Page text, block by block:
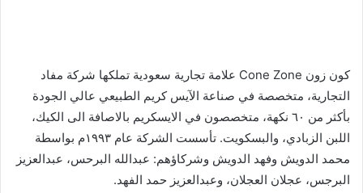
كون زون Cone Zone علامة تجارية سعودية تملكها شركة مفاد
التجارية، متخصصة في صناعة الآيس كريم الطبيعي عالي الجودة
بأكثر من ٦٠ نكهة، متخصصون في الايسكريم بالاصافة الى الكيك،
اللبن الزبادي، والبسكويت. تأسست الشركة عام ١٩٩٣م بواسطة
محمد الدويش وفهد الدويش وشركاؤهم: عبدالله البرحس، عبدالعزيز
البرجس، عجلان العجلان، وعبدالعزيز حمد الفهد.